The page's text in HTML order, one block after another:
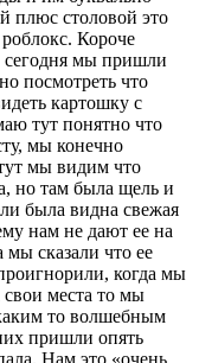
плюс столовой это
Короче
сегодня мы пришли
посмотреть что
картошку с
тут понятно что
мы конечно
мы видим что
но там была щель и
была видна свежая
нам не дают ее на
мы сказали что ее
когда мы
свои места то мы
то волшебным
пришли опять
Нам это «очень